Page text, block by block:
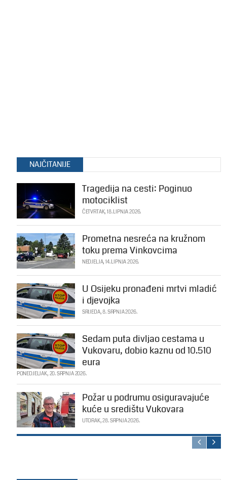
NAJČITANIJE
Tragedija na cesti: Poginuo
motociklist
ČETVRTAK, 18. LIPNJA 2026.
Prometna nesreća na kružnom
toku prema Vinkovcima
NEDJELJA, 14. LIPNJA 2026.
U Osijeku pronađeni mrtvi mladić
i djevojka
SRIJEDA, 8. SRPNJA 2026.
Sedam puta divljao cestama u
Vukovaru, dobio kaznu od 10.510
eura
PONEDJELJAK, 20. SRPNJA 2026.
Požar u podrumu osiguravajuće
kuće u središtu Vukovara
UTORAK, 28. SRPNJA 2026.